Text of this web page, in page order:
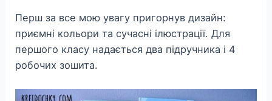
Перш за все мою увагу пригорнув дизайн:
приємні кольори та сучасні ілюстрації. Для
першого класу надається два підручника і 4
робочих зошита.